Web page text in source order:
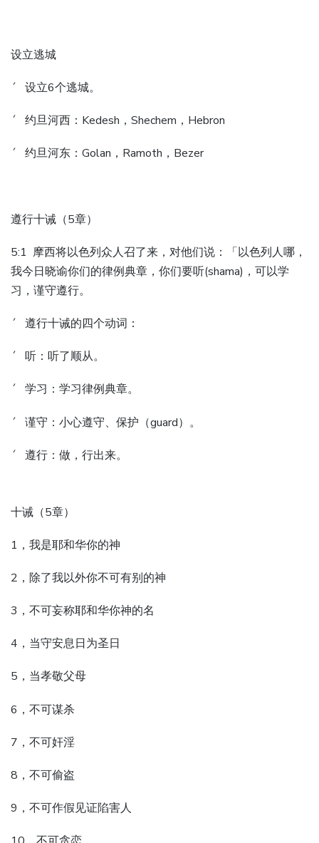
设立逃城
´ 设立6个逃城。
´ 约旦河西：Kedesh，Shechem，Hebron
´ 约旦河东：Golan，Ramoth，Bezer
遵行十诫（5章）
5:1 摩西将以色列众人召了来，对他们说：「以色列人哪，
我今日晓谕你们的律例典章，你们要听(shama)，可以学
习，谨守遵行。
´ 遵行十诫的四个动词：
´ 听：听了顺从。
´ 学习：学习律例典章。
´ 谨守：小心遵守、保护（guard）。
´ 遵行：做，行出来。
十诫（5章）
1，我是耶和华你的神
2，除了我以外你不可有别的神
3，不可妄称耶和华你神的名
4，当守安息日为圣日
5，当孝敬父母
6，不可谋杀
7，不可奸淫
8，不可偷盗
9，不可作假见证陷害人